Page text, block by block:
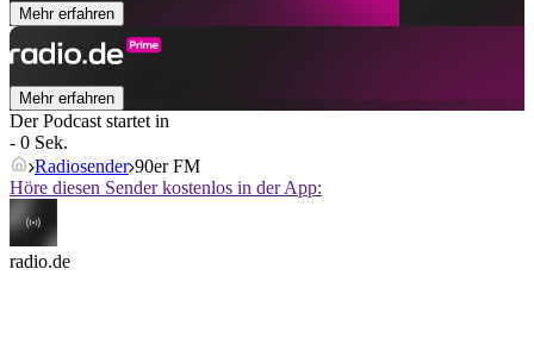
Mehr erfahren
Mehr erfahren
Der Podcast startet in
- 0 Sek.
Radiosender 90er FM
Höre diesen Sender kostenlos in der App:
radio.de